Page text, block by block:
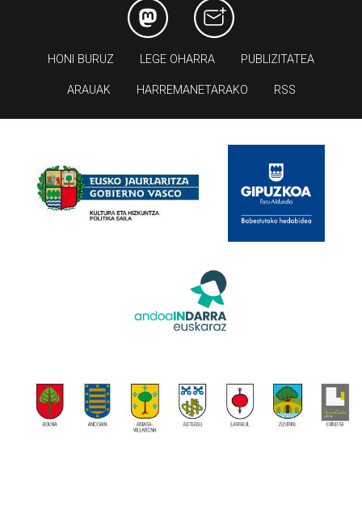
HONI BURUZ LEGE OHARRA PUBLIZITATEA
ARAUAK HARREMANETARAKO RSS